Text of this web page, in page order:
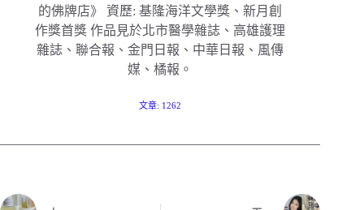
的佛牌店》 資歷: 基隆海洋文學獎、新月創
作獎首獎 作品見於北市醫學雜誌、高雄護理
雜誌、聯合報、金門日報、中華日報、風傳
媒、橘報。
文章: 1262